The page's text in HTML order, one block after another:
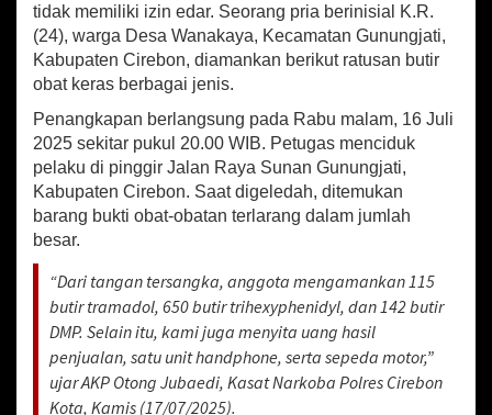
u
t
i
r
b
a
t
K
e
r
D
i
a
a
n
p
p
o
k
tidak memiliki izin edar. Seorang pria berinisial K.R.
(24), warga Desa Wanakaya, Kecamatan Gunungjati,
Kabupaten Cirebon, diamankan berikut ratusan butir
obat keras berbagai jenis.
Penangkapan berlangsung pada Rabu malam, 16 Juli
2025 sekitar pukul 20.00 WIB. Petugas menciduk
pelaku di pinggir Jalan Raya Sunan Gunungjati,
Kabupaten Cirebon. Saat digeledah, ditemukan
barang bukti obat-obatan terlarang dalam jumlah
besar.
“Dari tangan tersangka, anggota mengamankan 115
butir tramadol, 650 butir trihexyphenidyl, dan 142 butir
DMP. Selain itu, kami juga menyita uang hasil
penjualan, satu unit handphone, serta sepeda motor,”
ujar AKP Otong Jubaedi, Kasat Narkoba Polres Cirebon
Kota, Kamis (17/07/2025).